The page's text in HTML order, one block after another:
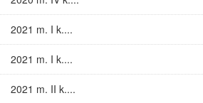
2021 m. I k....
2021 m. I k....
2021 m. II k....